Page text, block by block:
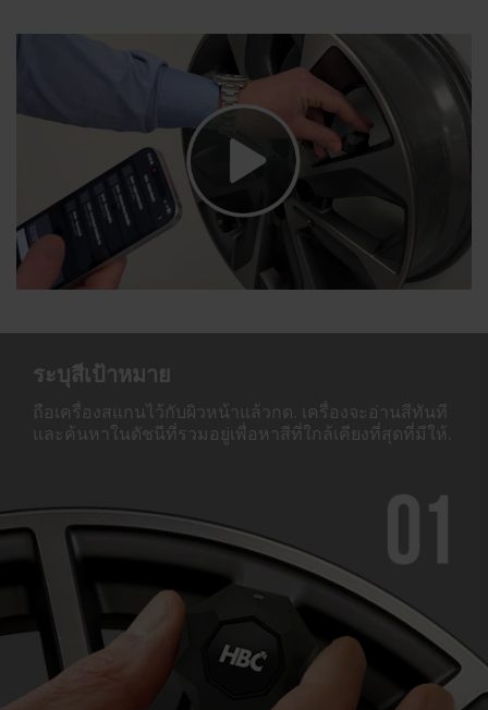
ระบุสีเป้าหมาย
ถือเครื่องสแกนไว้กับผิวหน้าแล้วกด. เครื่องจะอ่านสีทันที
และค้นหาในดัชนีที่รวมอยู่เพื่อหาสีที่ใกล้เคียงที่สุดที่มีให้.